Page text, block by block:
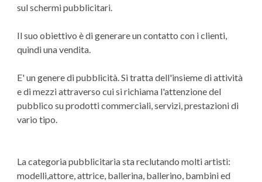
sul schermi pubblicitari.
Il suo obiettivo è di generare un contatto con i clienti,
quindi una vendita.
E' un genere di pubblicità. Si tratta dell'insieme di attività
e di mezzi attraverso cui si richiama l'attenzione del
pubblico su prodotti commerciali, servizi, prestazioni di
vario tipo.
La categoria pubblicitaria sta reclutando molti artisti:
modelli,attore, attrice, ballerina, ballerino, bambini ed